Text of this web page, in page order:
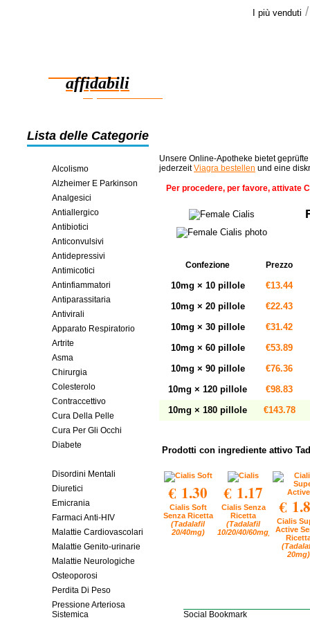
I più venduti
affidabili
risparmio in linea
Lista delle Categorie
Alcolismo
Alzheimer E Parkinson
Analgesici
Antiallergico
Antibiotici
Anticonvulsivi
Antidepressivi
Antimicotici
Antinfiammatori
Antiparassitaria
Antivirali
Apparato Respiratorio
Artrite
Asma
Chirurgia
Colesterolo
Contraccettivo
Cura Della Pelle
Cura Per Gli Occhi
Diabete
Disordini Mentali
Diuretici
Emicrania
Farmaci Anti-HIV
Malattie Cardiovascolari
Malattie Genito-urinarie
Malattie Neurologiche
Osteoporosi
Perdita Di Peso
Pressione Arteriosa
Sistemica
Unsere Online-Apotheke bietet
jederzeitViagra bestellen und eine
Per procedere, per favore, attivate
Confezione Prezzo
10mg × 10 pillole
€13.44
10mg × 20 pillole
€22.43
10mg × 30 pillole
€31.42
10mg × 60 pillole
€53.89
10mg × 90 pillole
€76.36
10mg × 120 pillole
€98.83
10mg × 180 pillole
€143.78
Prodotti con ingrediente attivo
€ 1.30
Cialis Soft
Senza Ricetta
(Tadalafil
20/40mg)
€ 1.17
Cialis Senza
Ricetta
(Tadalafil
10/20/40/60mg)
€
Cialis
Active
20mg)
Social Bookmark